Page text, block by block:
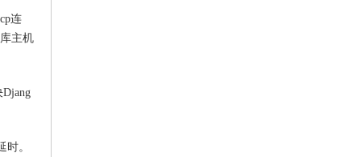
连
主机
。